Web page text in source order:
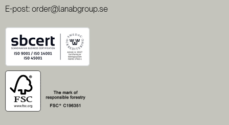
E-post: order@lanabgroup.se